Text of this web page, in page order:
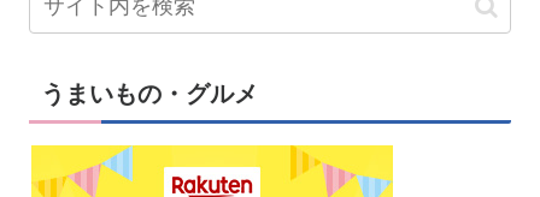
うまいもの・グルメ